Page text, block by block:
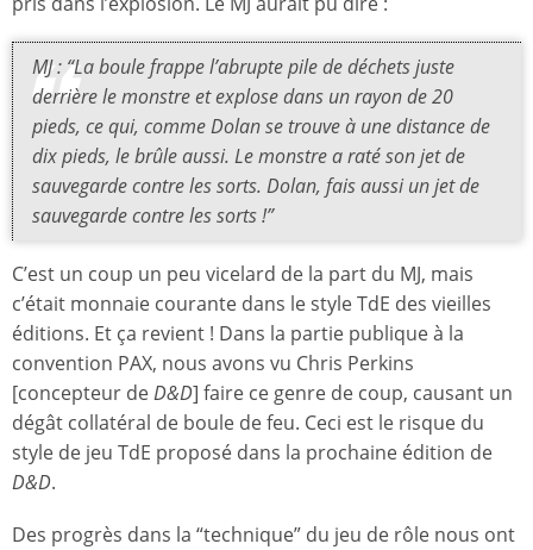
MJ : “La boule frappe l’abrupte pile de déchets juste
derrière le monstre et explose dans un rayon de 20
pieds, ce qui, comme Dolan se trouve à une distance de
dix pieds, le brûle aussi. Le monstre a raté son jet de
sauvegarde contre les sorts. Dolan, fais aussi un jet de
sauvegarde contre les sorts !”
C’est un coup un peu vicelard de la part du MJ, mais
c’était monnaie courante dans le style TdE des vieilles
éditions. Et ça revient ! Dans la partie publique à la
convention PAX, nous avons vu Chris Perkins
[concepteur deD&D] faire ce genre de coup, causant un
dégât collatéral de boule de feu. Ceci est le risque du
style de jeu TdE proposé dans la prochaine édition de
D&D.
Des progrès dans la “technique” du jeu de rôle nous ont